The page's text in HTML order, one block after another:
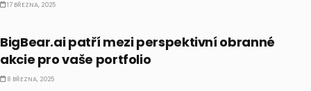
17 BŘEZNA, 2025
BigBear.ai patří mezi perspektivní obranné
akcie pro vaše portfolio
8 BŘEZNA, 2025